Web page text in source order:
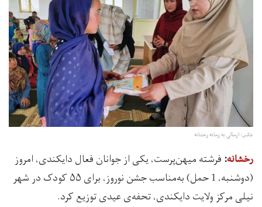
عکس: ارسالی به رسانه رخشانه
رخشانه: فرشته میهن‌پرست، یکی از جوانان فعال دایکندی، امروز
(دوشنبه، 1 حمل) به‌مناسب جشن نوروز، برای ۵۵ کودک در شهر
نیلی مرکز ولایت دایکندی، تحفه‌ی عیدی توزیع کرد.